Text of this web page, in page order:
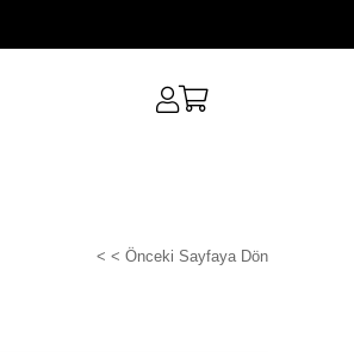
< < Önceki Sayfaya Dön